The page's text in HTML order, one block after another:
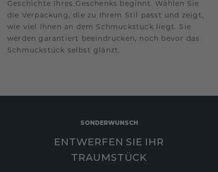
Geschichte Ihres Geschenks beginnt. Wählen Sie
die Verpackung, die zu Ihrem Stil passt und zeigt,
wie viel Ihnen an dem Schmuckstück liegt. Sie
werden garantiert beeindrucken, noch bevor das
Schmuckstück selbst glänzt.
SONDERWUNSCH
ENTWERFEN SIE IHR
TRAUMSTÜCK